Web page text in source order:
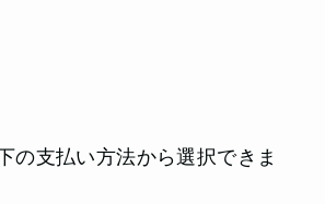
の支払い方法から選択できま